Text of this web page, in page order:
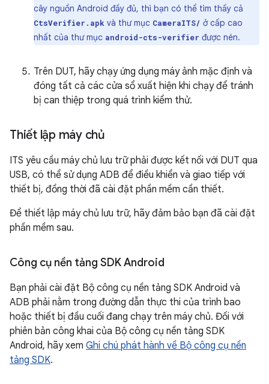
cây nguồn Android đầy đủ, thì bạn có thể tìm thấy cả
CtsVerifier.apk và thư mục CameraITS/ ở cấp cao
nhất của thư mục android-cts-verifier được nén.
Trên DUT, hãy chạy ứng dụng máy ảnh mặc định và
đóng tất cả các cửa sổ xuất hiện khi chạy để tránh
bị can thiệp trong quá trình kiểm thử.
Thiết lập máy chủ
ITS yêu cầu máy chủ lưu trữ phải được kết nối với DUT qua
USB, có thể sử dụng ADB để điều khiển và giao tiếp với
thiết bị, đồng thời đã cài đặt phần mềm cần thiết.
Để thiết lập máy chủ lưu trữ, hãy đảm bảo bạn đã cài đặt
phần mềm sau.
Công cụ nền tảng SDK Android
Bạn phải cài đặt Bộ công cụ nền tảng SDK Android và
ADB phải nằm trong đường dẫn thực thi của trình bao
hoặc thiết bị đầu cuối đang chạy trên máy chủ. Đối với
phiên bản công khai của Bộ công cụ nền tảng SDK
Android, hãy xem Ghi chú phát hành về Bộ công cụ nền
tảng SDK.